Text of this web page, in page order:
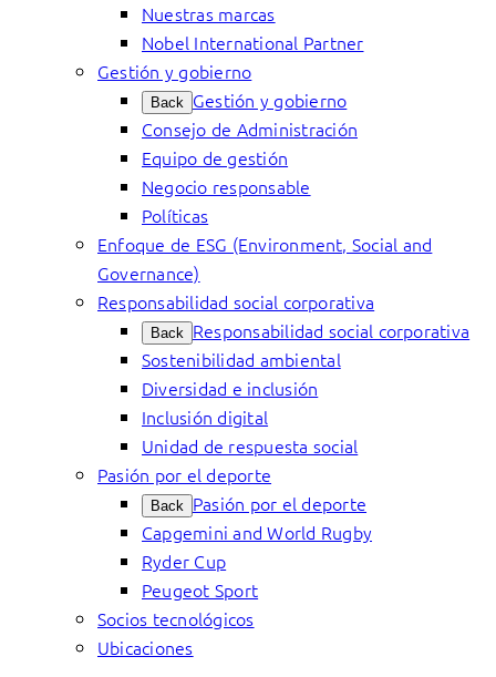
Nuestras marcas
Nobel International Partner
Gestión y gobierno
Back Gestión y gobierno
Consejo de Administración
Equipo de gestión
Negocio responsable
Políticas
Enfoque de ESG (Environment, Social and
Governance)
Responsabilidad social corporativa
Back Responsabilidad social corporativa
Sostenibilidad ambiental
Diversidad e inclusión
Inclusión digital
Unidad de respuesta social
Pasión por el deporte
Back Pasión por el deporte
Capgemini and World Rugby
Ryder Cup
Peugeot Sport
Socios tecnológicos
Ubicaciones